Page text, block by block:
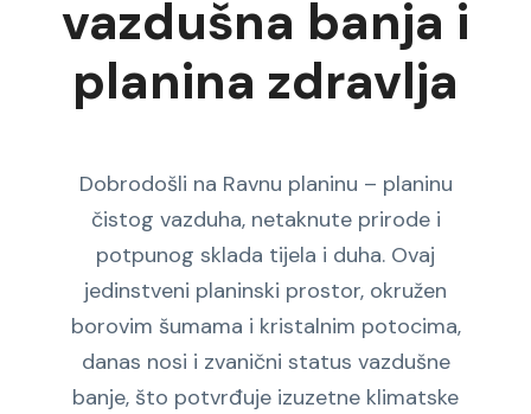
vazdušna banja i
planina zdravlja
Dobrodošli na Ravnu planinu – planinu
čistog vazduha, netaknute prirode i
potpunog sklada tijela i duha. Ovaj
jedinstveni planinski prostor, okružen
borovim šumama i kristalnim potocima,
danas nosi i zvanični status vazdušne
banje, što potvrđuje izuzetne klimatske